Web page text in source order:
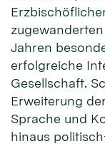
Jahren
erfolgreiche
Gesellschaft.
Erweiterung
Sprache und
hinaus